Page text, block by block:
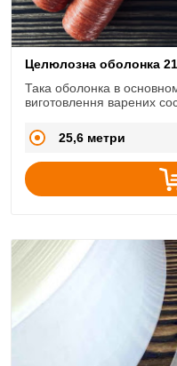
Целюлозна оболонка
Така оболонка в
виготовлення варених
25,6 метри